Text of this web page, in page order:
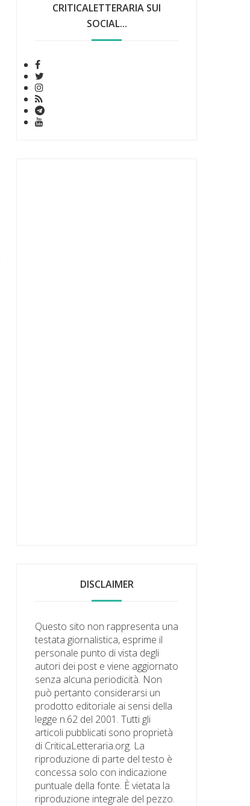
CRITICALETTERARIA SUI
SOCIAL...
DISCLAIMER
Questo sito non rappresenta una
testata giornalistica, esprime il
personale punto di vista degli
autori dei post e viene aggiornato
senza alcuna periodicità. Non
può pertanto considerarsi un
prodotto editoriale ai sensi della
legge n.62 del 2001. Tutti gli
articoli pubblicati sono proprietà
di CriticaLetteraria.org. La
riproduzione di parte del testo è
concessa solo con indicazione
puntuale della fonte. È vietata la
riproduzione integrale del pezzo.